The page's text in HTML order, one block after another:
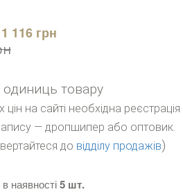
1 116 грн
одиниць товару
на сайті необхідна реєстрація
— дропшипер або оптовик.
до відділу продажів)
в наявності5 шт.